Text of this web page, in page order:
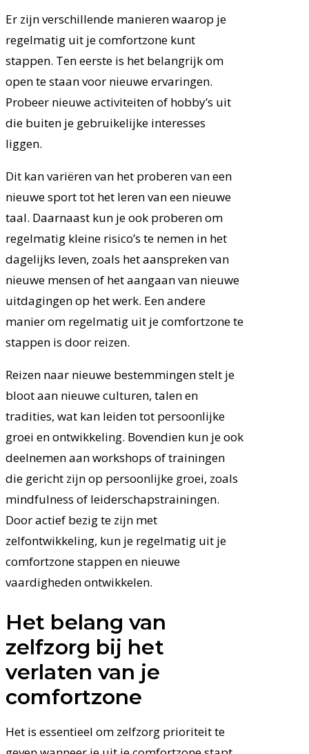
Er zijn verschillende manieren waarop je
regelmatig uit je comfortzone kunt
stappen. Ten eerste is het belangrijk om
open te staan voor nieuwe ervaringen.
Probeer nieuwe activiteiten of hobby’s uit
die buiten je gebruikelijke interesses
liggen.
Dit kan variëren van het proberen van een
nieuwe sport tot het leren van een nieuwe
taal. Daarnaast kun je ook proberen om
regelmatig kleine risico’s te nemen in het
dagelijks leven, zoals het aanspreken van
nieuwe mensen of het aangaan van nieuwe
uitdagingen op het werk. Een andere
manier om regelmatig uit je comfortzone te
stappen is door reizen.
Reizen naar nieuwe bestemmingen stelt je
bloot aan nieuwe culturen, talen en
tradities, wat kan leiden tot persoonlijke
groei en ontwikkeling. Bovendien kun je ook
deelnemen aan workshops of trainingen
die gericht zijn op persoonlijke groei, zoals
mindfulness of leiderschapstrainingen.
Door actief bezig te zijn met
zelfontwikkeling, kun je regelmatig uit je
comfortzone stappen en nieuwe
vaardigheden ontwikkelen.
Het belang van
zelfzorg bij het
verlaten van je
comfortzone
Het is essentieel om zelfzorg prioriteit te